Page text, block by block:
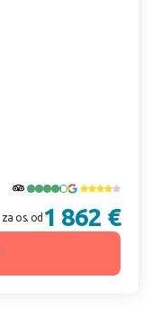
za os. od 1 862 €